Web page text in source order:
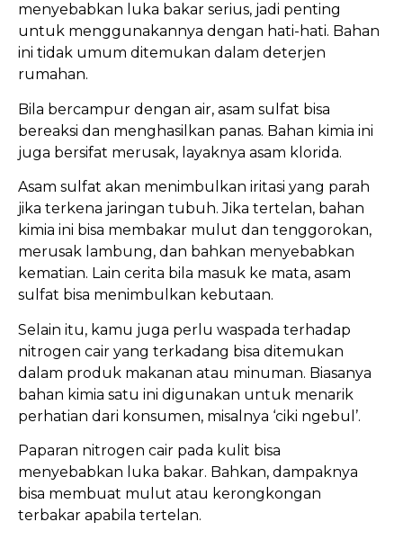
menyebabkan luka bakar serius, jadi penting
untuk menggunakannya dengan hati-hati. Bahan
ini tidak umum ditemukan dalam deterjen
rumahan.
Bila bercampur dengan air, asam sulfat bisa
bereaksi dan menghasilkan panas. Bahan kimia ini
juga bersifat merusak, layaknya asam klorida.
Asam sulfat akan menimbulkan iritasi yang parah
jika terkena jaringan tubuh. Jika tertelan, bahan
kimia ini bisa membakar mulut dan tenggorokan,
merusak lambung, dan bahkan menyebabkan
kematian. Lain cerita bila masuk ke mata, asam
sulfat bisa menimbulkan kebutaan.
Selain itu, kamu juga perlu waspada terhadap
nitrogen cair yang terkadang bisa ditemukan
dalam produk makanan atau minuman. Biasanya
bahan kimia satu ini digunakan untuk menarik
perhatian dari konsumen, misalnya ‘ciki ngebul’.
Paparan nitrogen cair pada kulit bisa
menyebabkan luka bakar. Bahkan, dampaknya
bisa membuat mulut atau kerongkongan
terbakar apabila tertelan.